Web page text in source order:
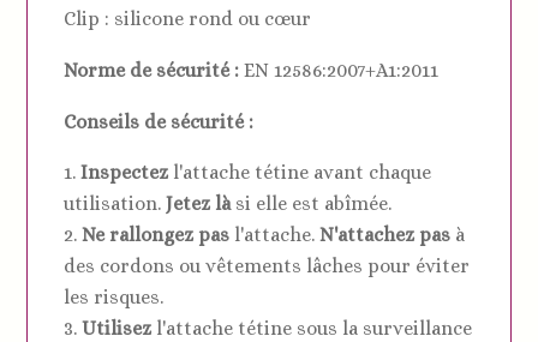
Clip : silicone rond ou cœur
Norme de sécurité : EN 12586:2007+A1:2011
Conseils de sécurité :
Inspectez l'attache tétine avant chaque
utilisation.Jetez làsi elle est abîmée.
Ne rallongez pas l'attache.N'attachez pas à
des cordons ou vêtements lâches pour éviter
les risques.
Utilisez l'attache tétine sous la surveillance